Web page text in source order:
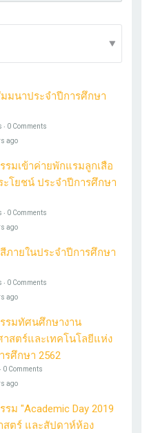
มนาประจำปีการศึกษา
‧ 0 Comments
ago
รมเข้าค่ายพักแรมลูกเสือ
โยชน์ ประจำปีการศึกษา
‧ 0 Comments
ago
ภายในประจำปีการศึกษา
‧ 0 Comments
ago
รมทัศนศึกษางาน
สตร์และเทคโนโลยีแห่ง
รศึกษา 2562
0 Comments
ago
รม "Academic Day 2019
สตร์ และสัปดาห์ห้อง